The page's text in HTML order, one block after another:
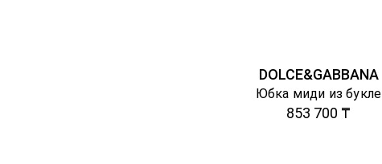
DOLCE&GABBANA
Юбка миди из букле
853 700 ₸